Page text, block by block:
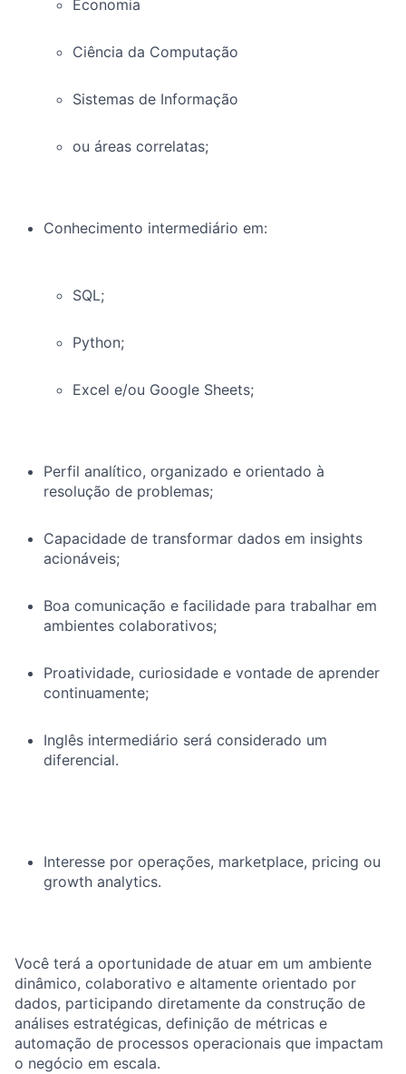
Economia
Ciência da Computação
Sistemas de Informação
ou áreas correlatas;
Conhecimento intermediário em:
SQL;
Python;
Excel e/ou Google Sheets;
Perfil analítico, organizado e orientado à
resolução de problemas;
Capacidade de transformar dados em insights
acionáveis;
Boa comunicação e facilidade para trabalhar em
ambientes colaborativos;
Proatividade, curiosidade e vontade de aprender
continuamente;
Inglês intermediário será considerado um
diferencial.
Interesse por operações, marketplace, pricing ou
growth analytics.
Você terá a oportunidade de atuar em um ambiente
dinâmico, colaborativo e altamente orientado por
dados, participando diretamente da construção de
análises estratégicas, definição de métricas e
automação de processos operacionais que impactam
o negócio em escala.